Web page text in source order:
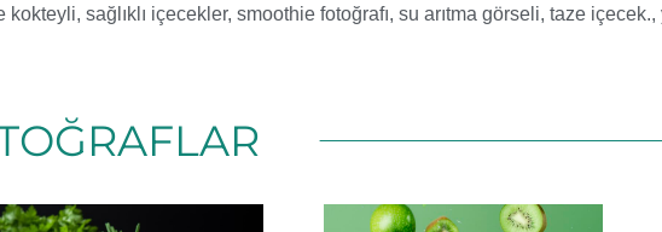
kokteyli, sağlıklı içecekler, smoothie fotoğrafı, su arıtma görseli, taze içecek.,